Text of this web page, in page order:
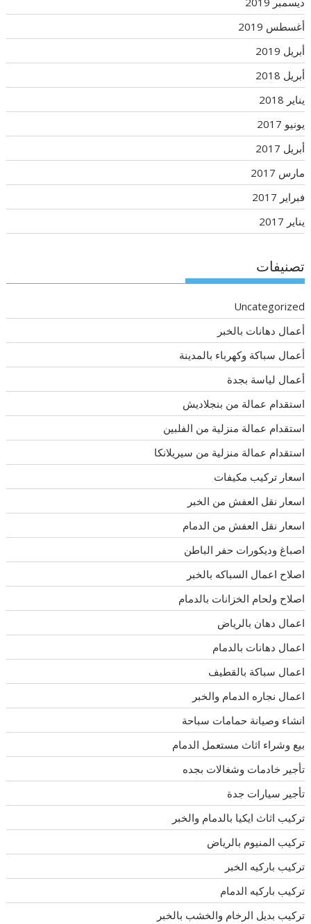
أغسطس 2019
أبريل 2019
أبريل 2018
يناير 2018
يونيو 2017
أبريل 2017
مارس 2017
فبراير 2017
يناير 2017
تصنيفات
Uncategorized
أعمال دهانات بالخبر
أعمال سباكة وكهرباء بالمدينة
أعمال لياسة بجدة
استقدام عمالة من بنجلاديش
استقدام عمالة منزلية من الفلبين
استقدام عمالة منزلية من سيريلانكا
اسعار تركيب مكيفات
اسعار نقل العفش من الخبر
اسعار نقل العفش من الدمام
اصباغ وديكورات حفر الباطن
اصلاح اعمال السباكه بالخبر
اصلاح ولحام الخزانات بالدمام
اعمال دهان بالرياض
اعمال دهانات بالدمام
اعمال سباكة بالقطيف
اعمال نجاره الدمام والخبر
انشاء وصيانة حمامات سباحة
بيع وشراء اثاث مستعمل الدمام
تأجير خادمات وشغالات بجده
تأجير سيارات جدة
تركيب اثاث ايكيا بالدمام والخبر
تركيب المنيوم بالرياض
تركيب باركيه الخبر
تركيب باركيه الدمام
تركيب بديل الرخام والخشب بالخبر